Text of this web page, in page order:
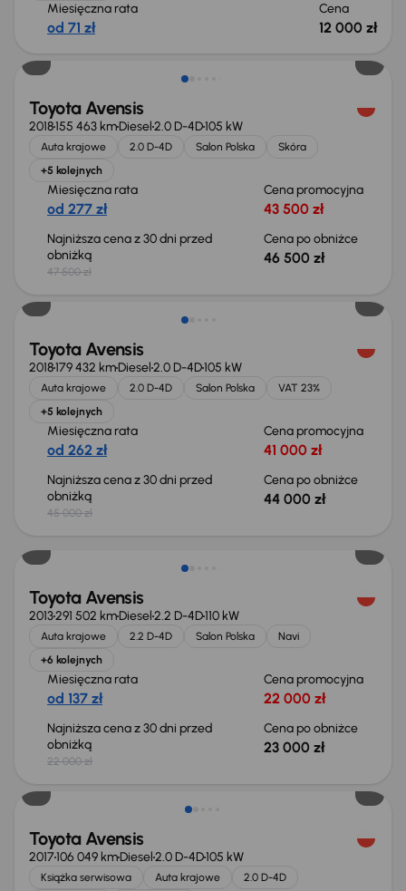
Miesięczna rata
od 71 zł
Cena
12 000 zł
Świeżo skupione
Toyota Avensis
2018155 463 kmDiesel2.0 D-4D105 kW
Auta krajowe 2.0 D-4D Salon Polska
Skóra
+5 kolejnych
Miesięczna rata
od 277 zł
Cena promocyjna
43 500 zł
Najniższa cena z 30 dni przed
obniżką
47 500 zł
Cena po obniżce
46 500 zł
Świeżo skupione
Toyota Avensis
2018179 432 kmDiesel2.0 D-4D105 kW
Auta krajowe 2.0 D-4D Salon Polska
VAT 23%
+5 kolejnych
Miesięczna rata
od 262 zł
Cena promocyjna
41 000 zł
Najniższa cena z 30 dni przed
obniżką
45 000 zł
Cena po obniżce
44 000 zł
Toyota Avensis
2013291 502 kmDiesel2.2 D-4D110 kW
Auta krajowe 2.2 D-4D Salon Polska
Navi
+6 kolejnych
Miesięczna rata
od 137 zł
Cena promocyjna
22 000 zł
Najniższa cena z 30 dni przed
obniżką
22 000 zł
Cena po obniżce
23 000 zł
Świeżo skupione
Toyota Avensis
2017106 049 kmDiesel2.0 D-4D105 kW
Książka serwisowa Auta krajowe 2.0 D-4D